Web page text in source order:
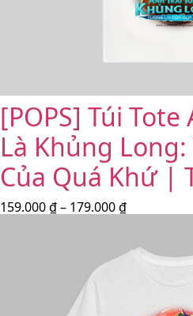
[POPS] Túi Tote
Là Khủng
Của Quá Khứ |
Trắng
159.000₫– 179.000₫